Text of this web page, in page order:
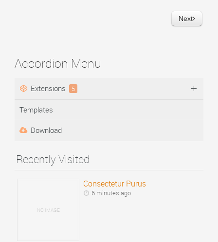
Next
Accordion Menu
Extensions 5
Templates
Download
Recently Visited
NO IMAGE
Consectetur Purus
6 minutes ago